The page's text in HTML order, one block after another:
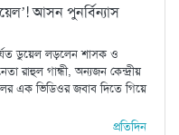
আসন পুনর্বিন্যাস
ডুয়েল লড়লেন শাসক ও
রাহুল গান্ধী, অন্যজন কেন্দ্রীয়
এক ভিডিওর জবাব দিতে গিয়ে
প্রতিদিন